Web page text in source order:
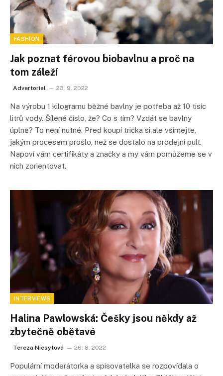
FASHION
Jak poznat férovou biobavlnu a proč na
tom záleží
Advertorial 23. 9. 2022
Na výrobu 1 kilogramu běžné bavlny je potřeba až 10 tisíc
litrů vody. Šílené číslo, že? Co s tím? Vzdát se bavlny
úplně? To není nutné. Před koupí trička si ale všímejte,
jakým procesem prošlo, než se dostalo na prodejní pult.
Napoví vám certifikáty a značky a my vám pomůžeme se v
nich zorientovat.
INTERVIEWS
Halina Pawlowská: Češky jsou někdy až
zbytečně obětavé
Tereza Niesytová 26. 8. 2022
Populární moderátorka a spisovatelka se rozpovídala o